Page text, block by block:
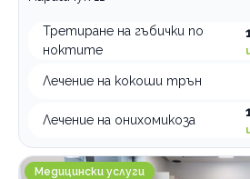
Третиране на гъбички по
ноктите
Лечение на кокоши трън
Лечение на онихомикоза
Медицински център Levitas
Медицински услуги
Грижи за възрастни хора
Интравенозни терапии
Холистична и алтернативна